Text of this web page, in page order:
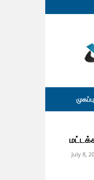
முகப்பு
July 8,